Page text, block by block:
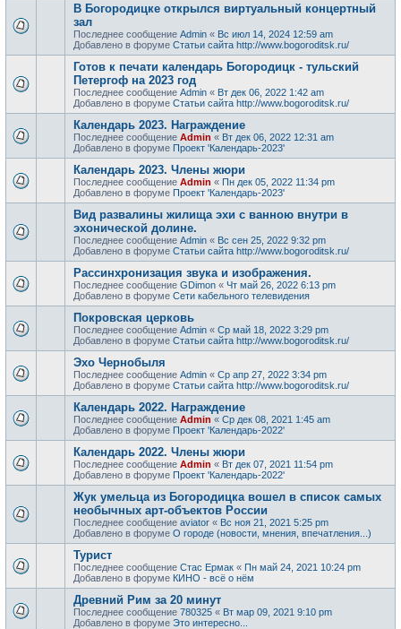
В Богородицке открылся виртуальный концертный
зал
Последнее сообщение Admin « Вс июл 14, 2024 12:59 am
Добавлено в форуме Статьи сайта http://www.bogoroditsk.ru/
Готов к печати календарь Богородицк - тульский
Петергоф на 2023 год
Последнее сообщение Admin « Вт дек 06, 2022 1:42 am
Добавлено в форуме Статьи сайта http://www.bogoroditsk.ru/
Календарь 2023. Награждение
Последнее сообщение Admin « Вт дек 06, 2022 12:31 am
Добавлено в форуме Проект 'Календарь-2023'
Календарь 2023. Члены жюри
Последнее сообщение Admin « Пн дек 05, 2022 11:34 pm
Добавлено в форуме Проект 'Календарь-2023'
Вид развалины жилища эхи с ванною внутри в
эхонической долине.
Последнее сообщение Admin « Вс сен 25, 2022 9:32 pm
Добавлено в форуме Статьи сайта http://www.bogoroditsk.ru/
Рассинхронизация звука и изображения.
Последнее сообщение GDimon « Чт май 26, 2022 6:13 pm
Добавлено в форуме Сети кабельного телевидения
Покровская церковь
Последнее сообщение Admin « Ср май 18, 2022 3:29 pm
Добавлено в форуме Статьи сайта http://www.bogoroditsk.ru/
Эхо Чернобыля
Последнее сообщение Admin « Ср апр 27, 2022 3:34 pm
Добавлено в форуме Статьи сайта http://www.bogoroditsk.ru/
Календарь 2022. Награждение
Последнее сообщение Admin « Ср дек 08, 2021 1:45 am
Добавлено в форуме Проект 'Календарь-2022'
Календарь 2022. Члены жюри
Последнее сообщение Admin « Вт дек 07, 2021 11:54 pm
Добавлено в форуме Проект 'Календарь-2022'
Жук умельца из Богородицка вошел в список самых
необычных арт-объектов России
Последнее сообщение aviator « Вс ноя 21, 2021 5:25 pm
Добавлено в форуме О городе (новости, мнения, впечатления...)
Турист
Последнее сообщение Стас Ермак « Пн май 24, 2021 10:24 pm
Добавлено в форуме КИНО - всё о нём
Древний Рим за 20 минут
Последнее сообщение 780325 « Вт мар 09, 2021 9:10 pm
Добавлено в форуме Это интересно...